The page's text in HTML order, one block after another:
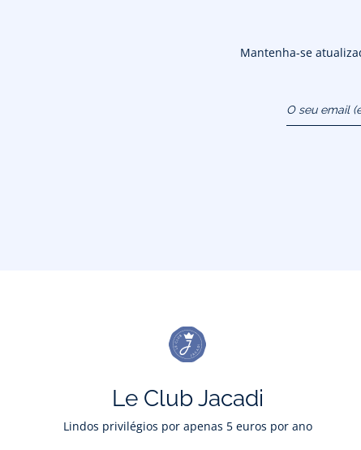
Mantenha-se
Le Club Jacadi
Lindos privilégios por apenas 5 euros por ano